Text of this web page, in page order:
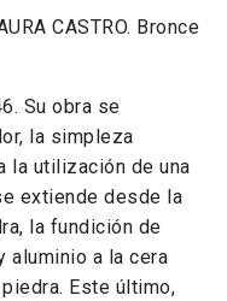
CASTRO. Bronce
Su obra se
la simpleza
la utilización de una
extiende desde la
la fundición de
aluminio a la cera
Este último,